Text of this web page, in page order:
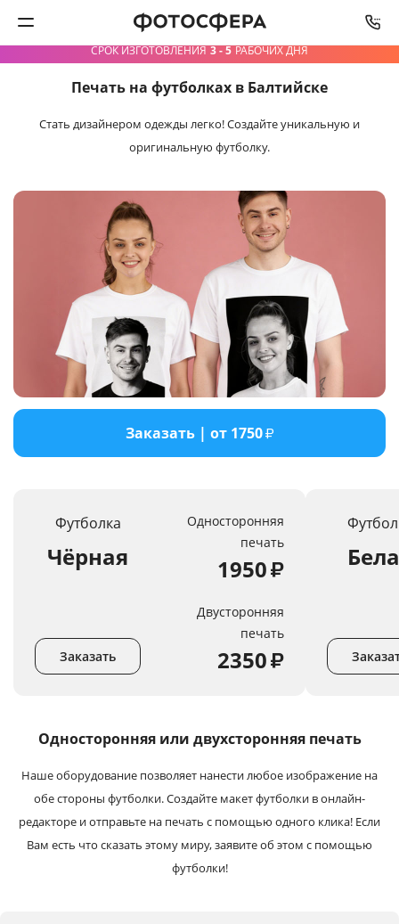
Печать фото
Интерьерная печать
Багетная мастерская
Полиграфия
Услуги и сервис
Печать на футболках в Балтийске
Стать дизайнером одежды легко!Создайте уникальную и
оригинальную футболку.
Заказать | от 1750₽
СРОК ИЗГОТОВЛЕНИЯ 3 - 5 РАБОЧИХ ДНЯ
Футболка
Чёрная
Заказать
Односторонняя
печать
1950₽
Двусторонняя
печать
2350₽
Односторонняя или двухсторонняя печать
Наше оборудование позволяет нанести любое изображение на
обе стороны футболки. Создайте макет футболки в онлайн-
редакторе и отправьте на печать с помощью одного клика! Если
Вам есть что сказать этому миру, заявите об этом с помощью
футболки!